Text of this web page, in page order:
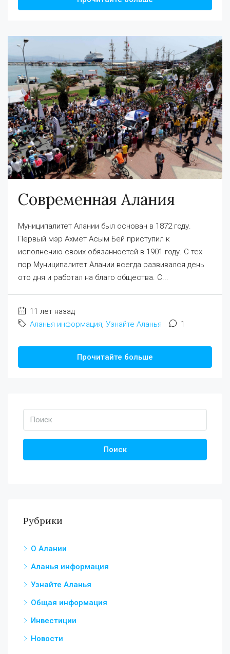
Современная Алания
Муниципалитет Алании был основан в 1872 году.
Первый мэр Ахмет Асым Бей приступил к
исполнению своих обязанностей в 1901 году. С тех
пор Муниципалитет Алании всегда развивался день
ото дня и работал на благо общества. С...
11 лет назад
Аланья информация, Узнайте Аланья 1
Прочитайте больше
Поиск
Рубрики
О Алании
Аланья информация
Узнайте Аланья
Общая информация
Инвестиции
Новости